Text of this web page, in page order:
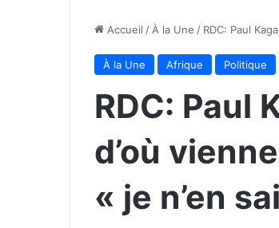
Accueil / À la Une / RDC: Paul
À la Une Afrique Politique
RDC: Paul
d’où
« je n’en